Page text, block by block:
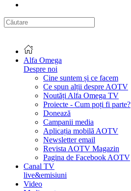
Alfa Omega
Despre noi
Cine suntem și ce facem
Ce spun alții despre AOTV
Noutăți Alfa Omega TV
Proiecte - Cum poți fi parte?
Donează
Campanii media
Aplicația mobilă AOTV
Newsletter email
Revista AOTV Magazin
Pagina de Facebook AOTV
Canal TV
live&emisiuni
Video